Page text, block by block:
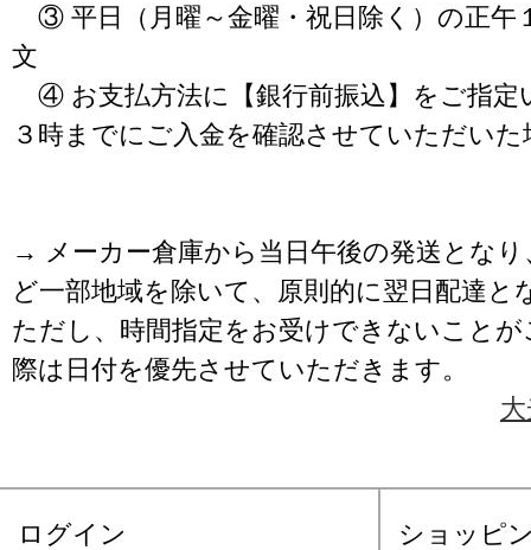
③ 平日（月曜～金曜・祝日除く）の正午
文
④ お支払方法に【銀行前振込】をご指定
３時までにご入金を確認させていただいた
→ メーカー倉庫から当日午後の発送となり
ど一部地域を除いて、原則的に翌日配達と
ただし、時間指定をお受けできないこと
際は日付を優先させていただきます。
ログイン ショッピ